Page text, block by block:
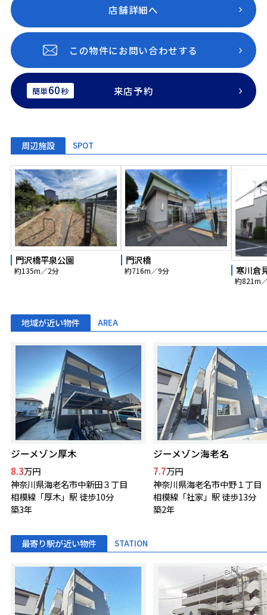
店舗詳細へ
この物件にお問い合わせする
簡単60秒 来店予約
周辺施設 SPOT
門沢橋平泉公園
約135m／2分
門沢橋
約716m／9分 寒川倉
約821m
地域が近い物件 AREA
ジーメゾン厚木
8.3万円
神奈川県海老名市中新田３丁目
相模線「厚木」駅 徒歩10分
築3年
ジーメゾン海老名
7.7万円
神奈川県海老名市中野１丁目
相模線「社家」駅 徒歩13分
築2年
最寄り駅が近い物件 STATION